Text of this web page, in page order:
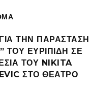
ΓΙΑ ΤΗΝ ΠΑΡΑΣΤΑΣΗ
ΤΟΥ ΕΥΡΙΠΙΔΗ ΣΕ
ΤΟΥ NIKITA
ΣΤΟ ΘΕΑΤΡΟ